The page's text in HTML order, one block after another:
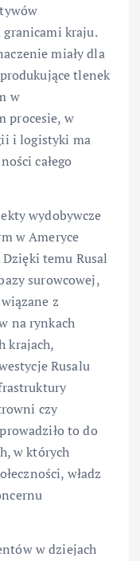
kraju.
miały dla
tlenek
w
procesie, w
i logistyki ma
całego
wydobywcze
w Ameryce
temu Rusal
surowcowej,
z
na rynkach
krajach,
Rusalu
czy
to do
w których
władz
w dziejach